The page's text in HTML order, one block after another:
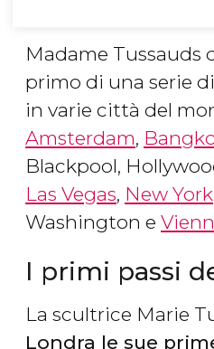
Madame Tussauds
primo di una serie
in varie città del
Amsterdam,
Blackpool,
Las Vegas, New York
Washington e
I primi passi
La scultrice Marie
Londra le sue